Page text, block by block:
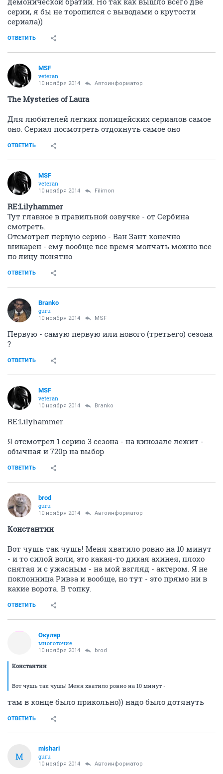
серии, я бы не торопился с выводами о крутости
сериала))
ОТВЕТИТЬ
MSF
veteran
10 ноября 2014 Автоинформатор
The Mysteries of Laura
Для любителей легких полицейских сериалов самое
оно. Сериал посмотреть отдохнуть самое оно
ОТВЕТИТЬ
MSF
veteran
10 ноября 2014 Filimon
RE:Lilyhammer
Тут главное в правильной озвучке - от Cербина
смотреть.
Отсмотрел первую серию - Ван Зант конечно
шикарен - ему вообще все время молчать можно все
по лицу понятно
ОТВЕТИТЬ
Branko
guru
10 ноября 2014 MSF
Первую - самую первую или нового (третьего) сезона
?
ОТВЕТИТЬ
MSF
veteran
10 ноября 2014 Branko
RE:Lilyhammer
Я отсмотрел 1 серию 3 сезона - на кинозале лежит -
обычная и 720p на выбор
ОТВЕТИТЬ
brod
guru
10 ноября 2014 Автоинформатор
Константин
Вот чушь так чушь! Меня хватило ровно на 10 минут
- и то силой воли, это какая-то дикая ахинея, плохо
снятая и с ужасным - на мой взгляд - актером. Я не
поклонница Ривза и вообще, но тут - это прямо ни в
какие ворота. В топку.
ОТВЕТИТЬ
Окуляр
многоточие
10 ноября 2014 brod
Константин
Вот чушь так чушь! Меня хватило ровно на 10 минут -
там в конце было прикольно)) надо было дотянуть
ОТВЕТИТЬ
M
mishari
guru
10 ноября 2014 Автоинформатор